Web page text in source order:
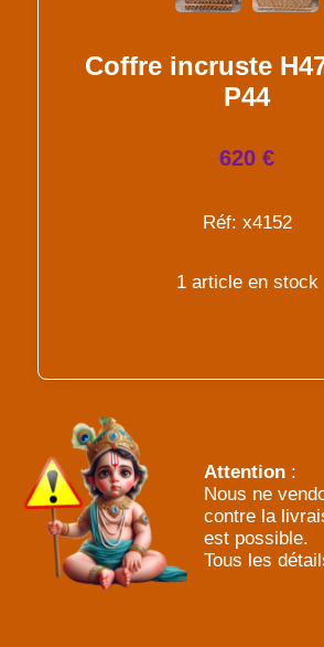
Coffre incruste
P44
620 €
Réf: x4152
1 article en stock
Attention :
Nous ne
contre la
est possible.
Tous les